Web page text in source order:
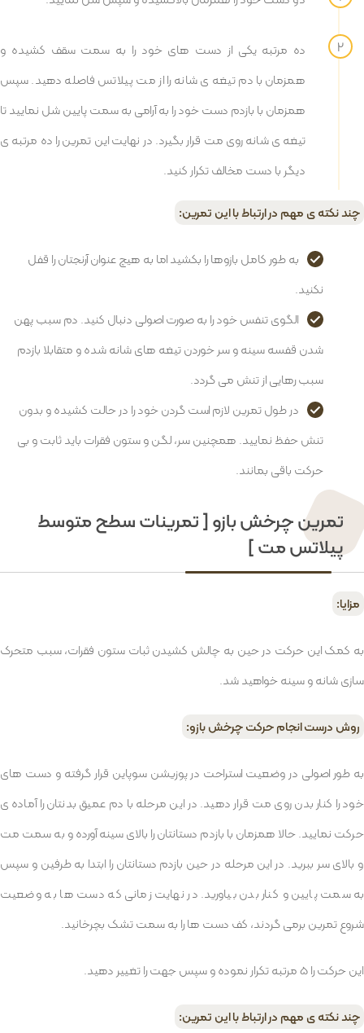
ده مرتبه یکی از دست های خود را به سمت سقف کشیده و
همزمان با دم تیغه ی شانه را از مت پیلاتس فاصله دهید. سپس
همزمان با بازدم دست خود را به آرامی به سمت پایین شل نمایید تا
تیغه ی شانه روی مت قرار بگیرد. در نهایت این تمرین را ده مرتبه ی
دیگر با دست مخالف تکرار کنید.
چند نکته ی مهم در ارتباط با این تمرین:
به طور کامل بازوها را بکشید اما به هیچ عنوان آرنجتان را قفل
نکنید.
الگوی تنفس خود را به صورت اصولی دنبال کنید. دم سبب پهن
شدن قفسه سینه و سر خوردن تیغه های شانه شده و متقابلا بازدم
سبب رهایی از تنش می گردد.
در طول تمرین لازم است گردن خود را در حالت کشیده و بدون
تنش حفظ نمایید. همچنین سر، لگن و ستون فقرات باید ثابت و بی
حرکت باقی بمانند.
تمرین چرخش بازو [ تمرینات سطح متوسط
پیلاتس مت ]
مزایا:
به کمک این حرکت در حین به چالش کشیدن ثبات ستون فقرات، سبب متحرک
سازی شانه و سینه خواهید شد.
روش درست انجام حرکت چرخش بازو:
به طور اصولی در وضعیت استراحت در پوزیشن سوپاین قرار گرفته و دست های
خود را کنار بدن روی مت قرار دهید. در این مرحله با دم عمیق بدنتان را آماده ی
حرکت نمایید. حالا همزمان با بازدم دستانتان را بالای سینه آورده و به سمت مت
و بالای سر ببرید. در این مرحله در حین بازدم دستانتان را ابتدا به طرفین و سپس
به سمت پایین و کنار بدن بیاورید. در نهایت زمانی که دست ها به وضعیت
شروع تمرین برمی گردند، کف دست ها را به سمت تشک بچرخانید.
این حرکت را 5 مرتبه تکرار نموده و سپس جهت را تغییر دهید.
چند نکته ی مهم در ارتباط با این تمرین: